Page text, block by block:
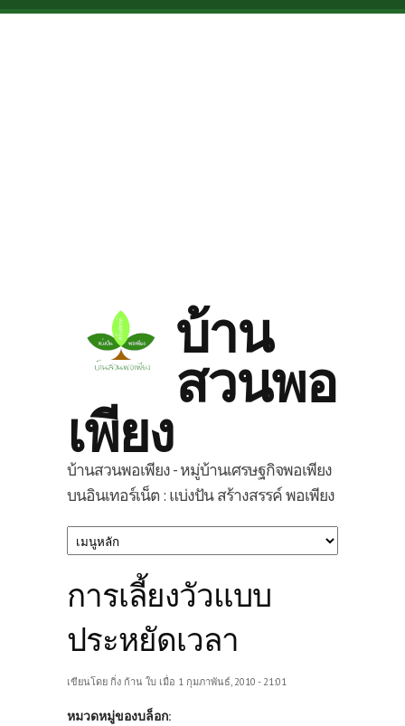
Skip to main content
บ้าน
สวนพอ
เพียง
บ้านสวนพอเพียง - หมู่บ้านเศรษฐกิจพอเพียง
บนอินเทอร์เน็ต : แบ่งปัน สร้างสรรค์ พอเพียง
การเลี้ยงวัวแบบ
ประหยัดเวลา
เขียนโดย กิ่ง ก้าน ใบ เมื่อ 1 กุมภาพันธ์, 2010 - 21:01
หมวดหมู่ของบล็อก: